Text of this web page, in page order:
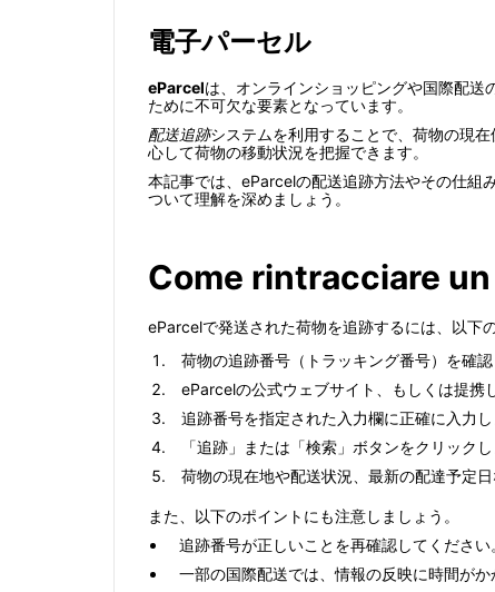
電子パーセル
eParcelは、オンラインショッピングや国際配
ために不可欠な要素となっています。
配送追跡システムを利用することで、荷物の現
心して荷物の移動状況を把握できます。
本記事では、eParcelの配送追跡方法やその仕組
ついて理解を深めましょう。
Come rintracciare
eParcelで発送された荷物を追跡するには、以下
荷物の追跡番号（トラッキング番号）を確
eParcelの公式ウェブサイト、もしくは提携
追跡番号を指定された入力欄に正確に入力し
「追跡」または「検索」ボタンをクリックし
荷物の現在地や配送状況、最新の配達予定日
また、以下のポイントにも注意しましょう。
追跡番号が正しいことを再確認してください
一部の国際配送では、情報の反映に時間がか